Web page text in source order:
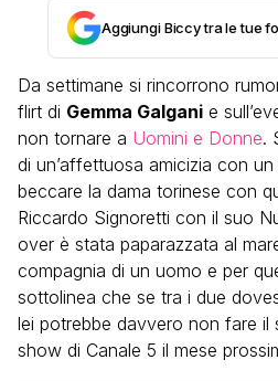
Aggiungi Biccy tra le tue
Da settimane si rincorrono
flirt di Gemma Galgani e
non tornare a Uomini e Donne.
di un’affettuosa amicizia con
beccare la dama torinese con
Riccardo Signoretti con il suo
over è stata paparazzata al
compagnia di un uomo e per
sottolinea che se tra i due
lei potrebbe davvero non fare il
show di Canale 5 il mese